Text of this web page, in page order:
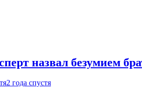
назвал безумием
2 года спустя